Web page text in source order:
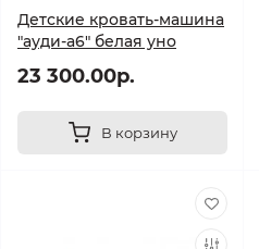
Детские кровать-машина
"ауди-а6" белая уно
23 300.00р.
В корзину